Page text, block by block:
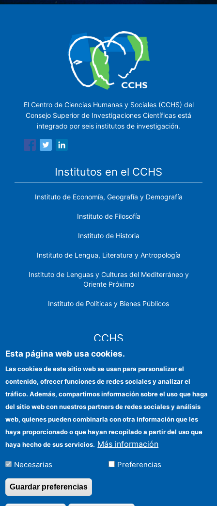
El Centro de Ciencias Humanas y Sociales (CCHS) del
Consejo Superior de Investigaciones Científicas está
integrado por seis institutos de investigación.
Institutos en el CCHS
Instituto de Economía, Geografía y Demografía
Instituto de Filosofía
Instituto de Historia
Instituto de Lengua, Literatura y Antropología
Instituto de Lenguas y Culturas del Mediterráneo y
Oriente Próximo
Instituto de Políticas y Bienes Públicos
CCHS
Identidad institucional
Ayudas FEDER
Organismos financiadores
Contacto
Cómo llegar
Esta página web usa cookies.
Las cookies de este sitio web se usan para personalizar el
contenido, ofrecer funciones de redes sociales y analizar el
tráfico. Además, compartimos información sobre el uso que haga
del sitio web con nuestros partners de redes sociales y análisis
web, quienes pueden combinarla con otra información que les
haya proporcionado o que hayan recopilado a partir del uso que
haya hecho de sus servicios. Más información
Necesarias Preferencias
Guardar preferencias